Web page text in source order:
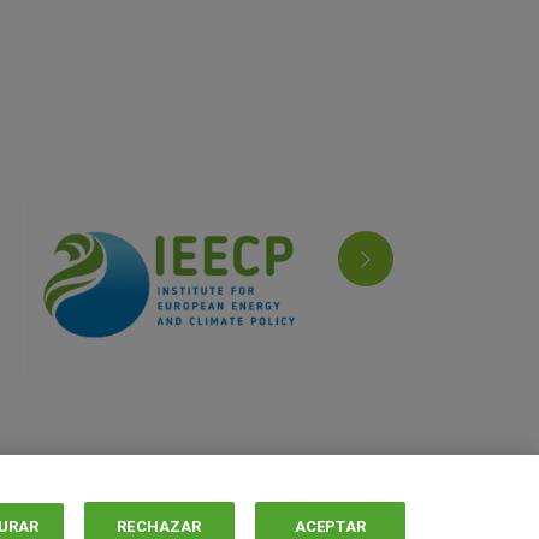
generales
© 2026 De Groene Grachten
RECHAZAR ACEPTAR